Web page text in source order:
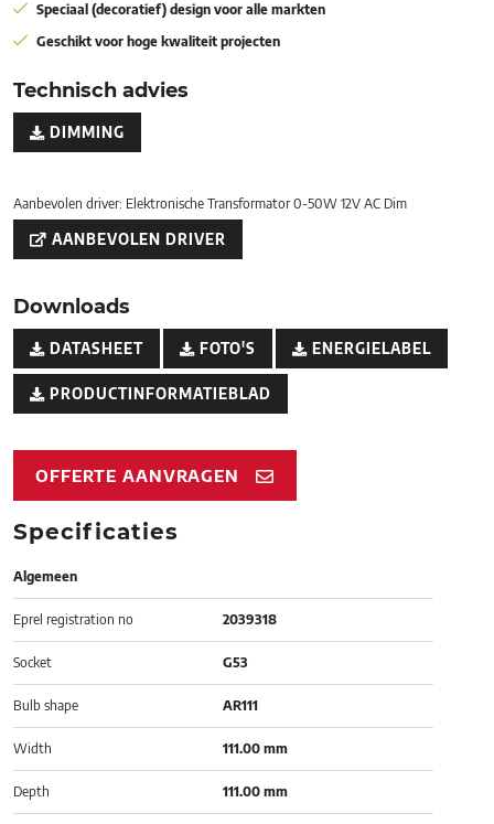
Speciaal (decoratief) design voor alle markten
Geschikt voor hoge kwaliteit projecten
Technisch advies
DIMMING
Aanbevolen driver: Elektronische Transformator 0-50W 12V AC Dim
AANBEVOLEN DRIVER
Downloads
DATASHEET FOTO'S ENERGIELABEL
PRODUCTINFORMATIEBLAD
OFFERTE AANVRAGEN
Specificaties
Algemeen
Eprel registration no 2039318
Socket G53
Bulb shape AR111
Width 111.00 mm
Depth 111.00 mm